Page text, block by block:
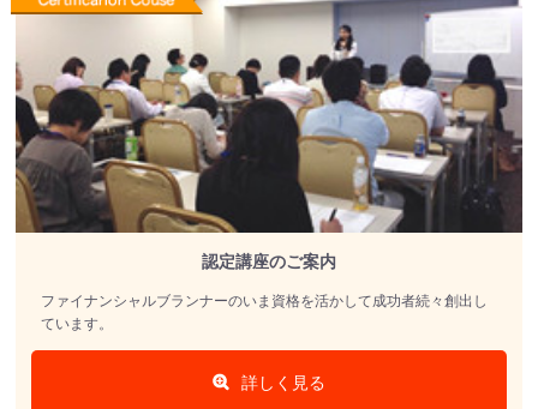
認定講座のご案内
ファイナンシャルブランナーのいま資格を活かして成功者続々創出し
ています。
詳しく見る